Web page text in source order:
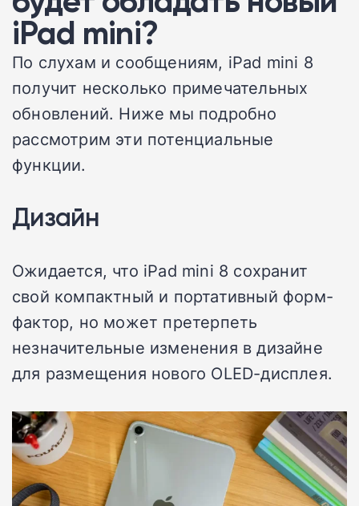
iPad mini?
По слухам и сообщениям, iPad mini 8
получит несколько примечательных
обновлений. Ниже мы подробно
рассмотрим эти потенциальные
функции.
Дизайн
Ожидается, что iPad mini 8 сохранит
свой компактный и портативный форм-
фактор, но может претерпеть
незначительные изменения в дизайне
для размещения нового OLED-дисплея.